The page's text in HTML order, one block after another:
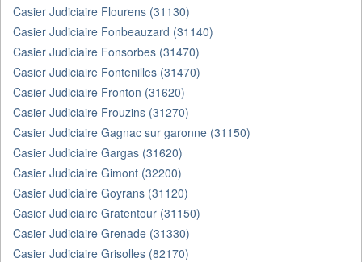
Casier Judiciaire Flourens (31130)
Casier Judiciaire Fonbeauzard (31140)
Casier Judiciaire Fonsorbes (31470)
Casier Judiciaire Fontenilles (31470)
Casier Judiciaire Fronton (31620)
Casier Judiciaire Frouzins (31270)
Casier Judiciaire Gagnac sur garonne (31150)
Casier Judiciaire Gargas (31620)
Casier Judiciaire Gimont (32200)
Casier Judiciaire Goyrans (31120)
Casier Judiciaire Gratentour (31150)
Casier Judiciaire Grenade (31330)
Casier Judiciaire Grisolles (82170)